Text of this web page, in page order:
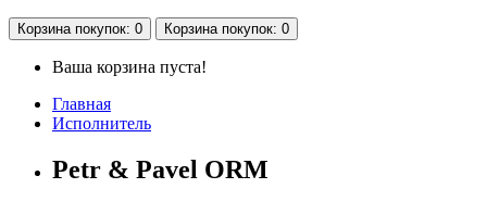
Корзина покупок: 0 Корзина покупок: 0
Ваша корзина пуста!
Главная
Исполнитель
Petr & Pavel ORM